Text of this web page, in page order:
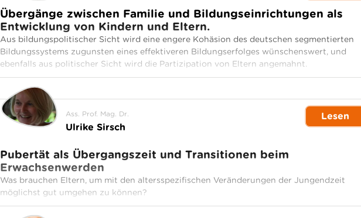
Übergänge zwischen Familie und Bildungseinrichtungen als
Entwicklung von Kindern und Eltern.
Aus bildungspolitischer Sicht wird eine engere Kohäsion des deutschen segmentierten
Bildungssystems zugunsten eines effektiveren Bildungserfolges wünschenswert, und
ebenfalls aus politischer Sicht wird die Partizipation von Eltern angemahnt.
Ass. Prof. Mag. Dr.
Ulrike Sirsch
Lesen
Pubertät als Übergangszeit und Transitionen beim
Erwachsenwerden
Was brauchen Eltern, um mit den altersspezifischen Veränderungen der Jungendzeit
möglichst gut umgehen zu können?